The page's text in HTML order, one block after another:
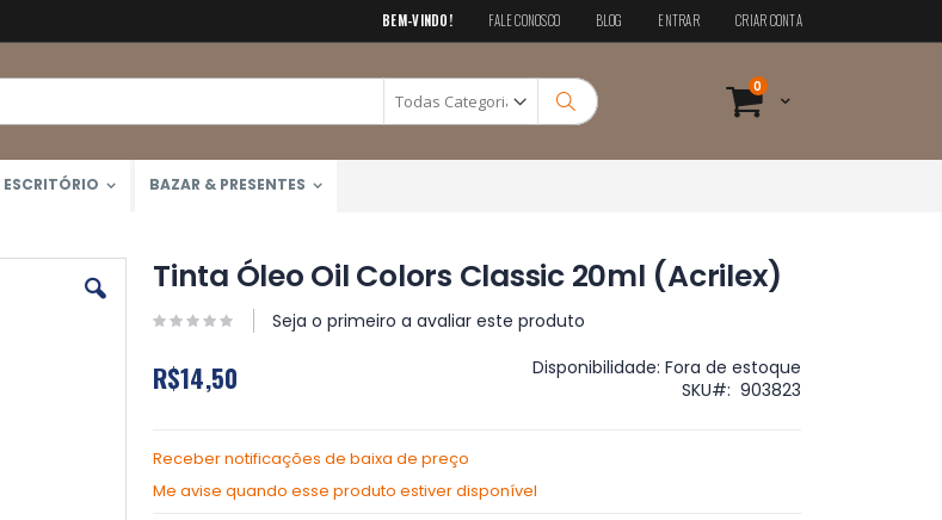
BEM-VINDO! FALE CONOSCO BLOG ENTRAR CRIAR CONTA
Cart
0 itens
Pesquisa
ESCRITÓRIO BAZAR & PRESENTES
Tinta Óleo Oil Colors Classic 20ml (Acrilex)
Seja o primeiro a avaliar este produto
R$14,50 Disponibilidade: Fora de estoque
SKU
903823
Receber notificações de baixa de preço
Me avise quando esse produto estiver disponível